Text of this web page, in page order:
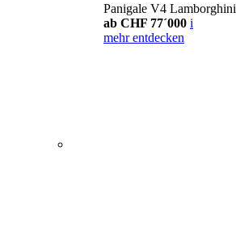
Panigale V4 Lamborghini
ab CHF 77´000 i
mehr entdecken